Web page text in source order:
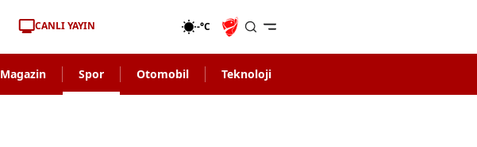
CANLI YAYIN -°C
Magazin Spor Otomobil Teknoloji